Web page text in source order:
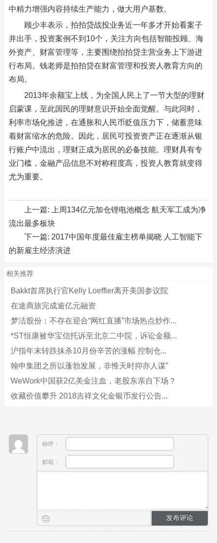
中精力增强内容持续生产能力，做大用户基数。
顾少丰表示，拍拍贷战投业务近一年多才开始看案子
并出手，投资案例不到10个，关注方向包括智能投顾、海
外资产、财富管理等，主要围绕拍拍贷主营业务上下游进
行布局。钱老师是拍拍贷在财富管理和投资人教育方向的
布局。
2013年余额宝上线，为全国人民上了一节大型的理财
启蒙课，至此国民的理财意识开始全面觉醒。与此同时，
利率市场化推进，在通胀和人民币贬值压力下，储蓄意味
着财富缩水的危险。因此，居民可投资资产正在逐渐从银
行账户中流出，理财正成为居民的必备技能。理财具有专
业门槛，金融产品信息不对称程度高，投资人教育就变得
尤为重要。
上一篇:
上周134亿元加仓锂电池概念 航天军工成为净
流出最多板块
下一篇: 2017中国年度最佳雇主榜单揭晓 人工智能下
的新雇主经济演进
相关推荐
Bakkt首席执行官Kelly Loeffler离开美国参议院
在途商旅完成逾亿元融资
梦洁股份：不存在迎合“网红直播”市场热点炒作...
*ST恒康被华宝信托诉至北京二中院，诉讼金额...
沪指年末转跌抹杀10月份辛苦的涨幅 控制仓...
翰申集团之所以蓬勃发展，非惟天时抑亦人谋”
WeWork中国获2亿美金注血，老股东亲自下场？
收藏价值攀升 2018吉祥文化金银币发行公告...
称呼：
邮箱：